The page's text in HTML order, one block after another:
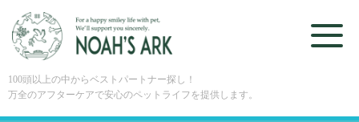
100頭以上の中からベストパートナー探し！
万全のアフターケアで安心のペットライフを提供します。